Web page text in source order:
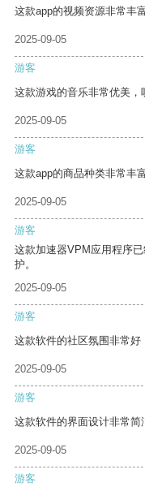
这款app的视频资源非常丰
2025-09-05
游客
这款游戏的音乐非常优美，
2025-09-05
游客
这款app的商品种类非常丰
2025-09-05
游客
这款加速器VPM应用程序
护。
2025-09-05
游客
这款软件的社区氛围非常好
2025-09-05
游客
这款软件的界面设计非常简
2025-09-05
游客